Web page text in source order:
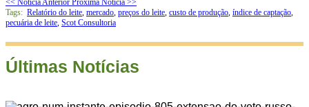
<< Notícia Anterior Próxima Notícia >>
Tags: Relatório do leite, mercado, preços do leite, custo de produção, índice de captação,
pecuária de leite, Scot Consultoria
Últimas Notícias